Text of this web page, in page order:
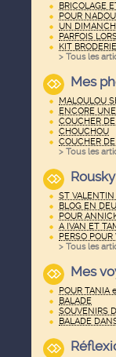
BRICOLAGE
POUR
UN
PARFOIS
KIT
> Tous les
Mes
MALOULOU
ENCORE
COUCHER
CHOUCHOU
COUCHER
> Tous les
ST VALENTIN
BLOG EN
POUR
A IVAN ET
PERSO POUR
> Tous les
Mes
POUR TANIA
BALADE
SOUVENIRS
BALADE